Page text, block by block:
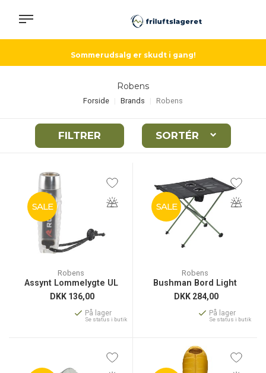
Sommerudsalg er skudt i gang!
Robens
Forside Brands Robens
FILTRER SORTÉR
SALE
Robens
Assynt Lommelygte UL
DKK 136,00
På lager
Se status i butik
SALE
Robens
Bushman Bord Light
DKK 284,00
På lager
Se status i butik